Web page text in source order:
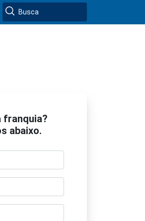
franquia?
abaixo.